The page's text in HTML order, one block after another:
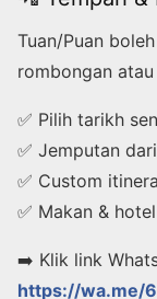
Tuan/Puan
rombongan atau
✅ Pilih tarikh
✅ Jemputan
✅ Custom
✅ Makan &
➡️ Klik link
https://wa.me/